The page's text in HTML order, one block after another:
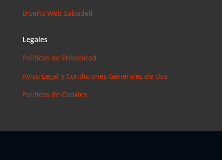
Diseño Web Sabadell
Legales
Políticas de Privacidad
Aviso Legal y Condiciones Generales de Uso
Políticas de Cookies